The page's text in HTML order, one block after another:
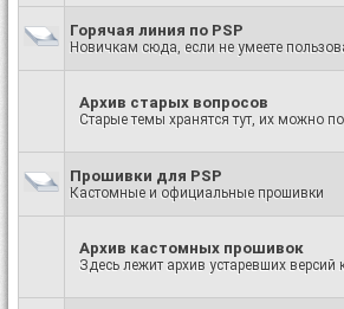
Горячая линия по PSP
Новичкам сюда, если не умеете
Архив старых вопросов
Старые темы хранятся тут, их можно
Прошивки для PSP
Кастомные и официальные прошивки
Архив кастомных прошивок
Здесь лежит архив устаревших